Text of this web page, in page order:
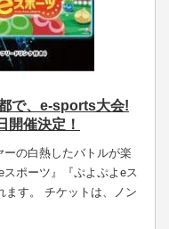
で、e-sports大会!
開催決定！
の白熱したバトルが楽
ポーツ』『ぷよぷよeス
ます。 チケットは、ノン